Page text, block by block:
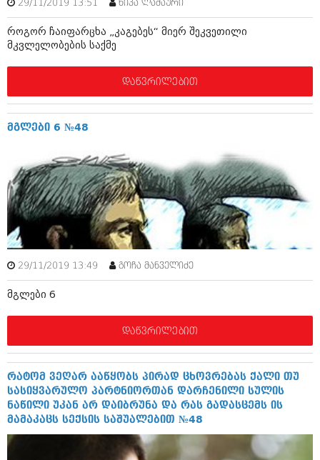
მარტი 2012 (259)
თებერვალი 2012 (376)
ნოემბერი 2011 (471)
ოქტომბერი 2011 (754)
სექტემბერი 2011 (407)
აგვისტო 2011 (249)
ივლისი 2011 (400)
მაისი 2011 (415)
აპრილი 2011 (294)
მარტი 2011 (654)
თებერვალი 2011 (329)
იანვარი 2011 (647)
(157)
დეკემბერი 2010 (881)
ოქტომბერი 2010 (341)
სექტემბერი 2010 (449)
აგვისტო 2010 (461)
ივნისი 2010 (685)
აპრილი 2010 (229)
თებერვალი 2010 (421)
იანვარი 2010 (422)
დეკემბერი 2009 (510)
ნოემბერი 2009 (308)
ოქტომბერი 2009 (382)
სექტემბერი 2009 (541)
29/11/2019 13:51 ნიკა ლაშაური
როგორ ჩაიფარცხა „კაგებეს“ მიერ შეკვეთილი
მკვლელობების საქმე
დაწვრილებით
მგლები 6 №48
29/11/2019 13:49 გოჩა მანველიძე
მგლები 6
დაწვრილებით
რატომ ვეღარ ააწყობს პირად ცხოვრებას ქალი თუ
სასიყვარულო პარტნიორთან დარჩენილი სულის
ნაწილი უკან არ დაიბრუნა და რას გადასცემს ის
მამაკაცს სექსის საშუალებით №48